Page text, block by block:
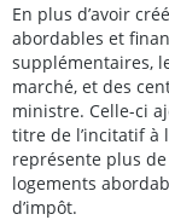
En plus d’avoir
abordables et
supplémentaires,
marché, et des
ministre. Celle-ci
titre de l’incitatif à
représente plus
logements
d’impôt.